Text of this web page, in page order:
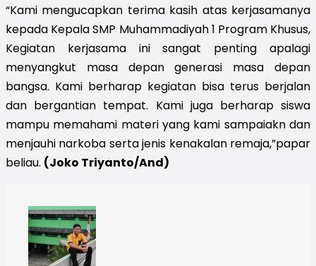
“Kami mengucapkan terima kasih atas kerjasamanya
kepada Kepala SMP Muhammadiyah 1 Program Khusus,
Kegiatan kerjasama ini sangat penting apalagi
menyangkut masa depan generasi masa depan
bangsa. Kami berharap kegiatan bisa terus berjalan
dan bergantian tempat. Kami juga berharap siswa
mampu memahami materi yang kami sampaiakn dan
menjauhi narkoba serta jenis kenakalan remaja,”papar
beliau. (Joko Triyanto/And)